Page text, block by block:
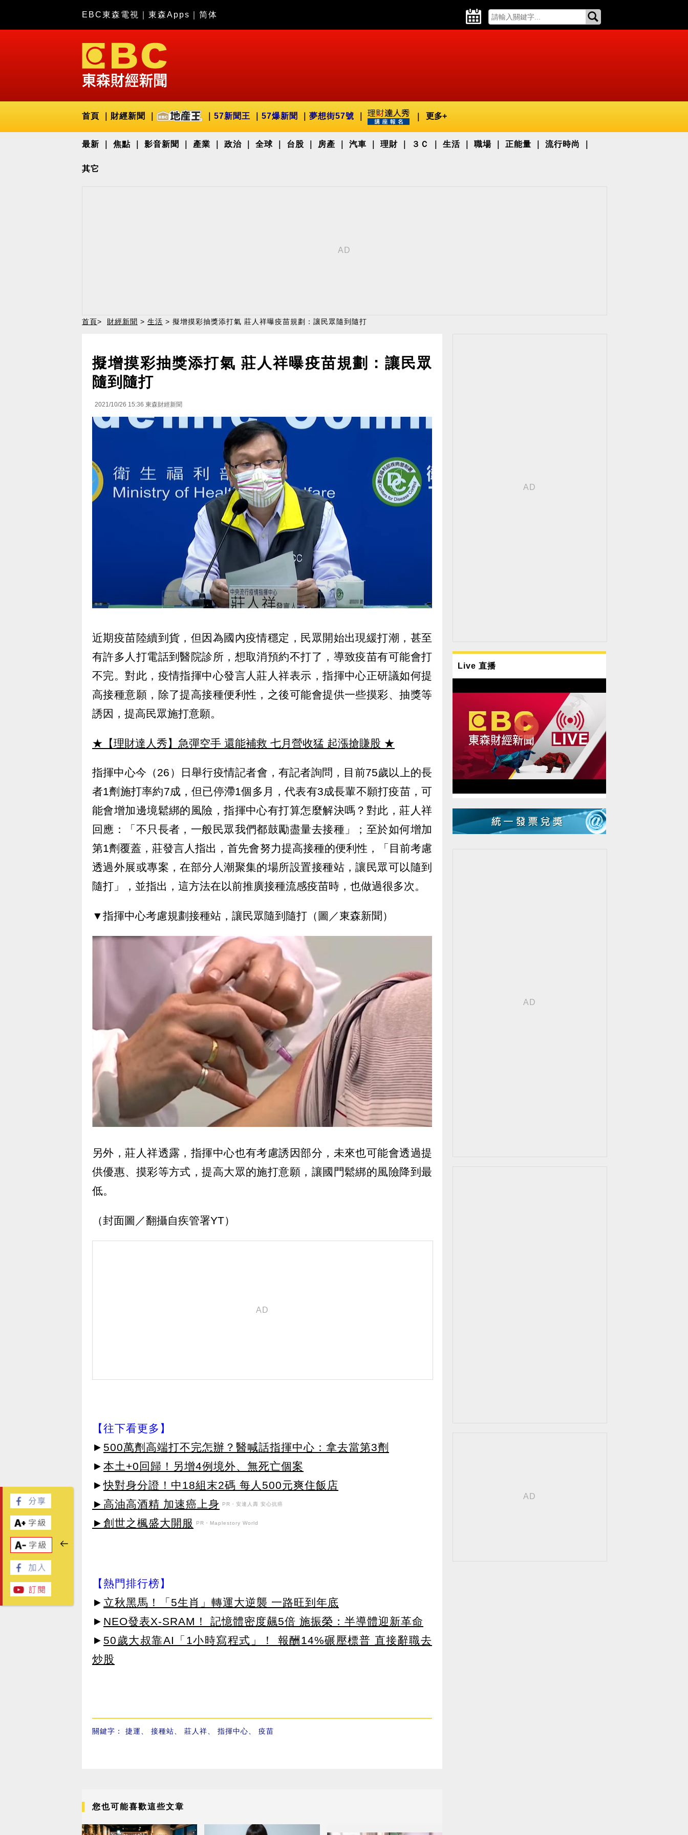
EBC東森電視 東森Apps 简体
首頁 財經新聞 57新聞王 57爆新聞 夢想街57號 更多+
最新 焦點 影音新聞 產業 政治 全球 台股 房產 汽車 理財 ３Ｃ 生活 職場 正能量 流行時尚
其它
首頁> 財經新聞 > 生活 > 擬增摸彩抽獎添打氣 莊人祥曝疫苗規劃：讓民眾隨到隨打
擬增摸彩抽獎添打氣 莊人祥曝疫苗規劃：讓民眾
隨到隨打
2021/10/26 15:36 東森財經新聞
近期疫苗陸續到貨，但因為國內疫情穩定，民眾開始出現緩打潮，甚至
有許多人打電話到醫院診所，想取消預約不打了，導致疫苗有可能會打
不完。對此，疫情指揮中心發言人莊人祥表示，指揮中心正研議如何提
高接種意願，除了提高接種便利性，之後可能會提供一些摸彩、抽獎等
誘因，提高民眾施打意願。
★【理財達人秀】急彈空手 還能補救 七月營收猛 起漲搶賺股 ★
指揮中心今（26）日舉行疫情記者會，有記者詢問，目前75歲以上的長
者1劑施打率約7成，但已停滯1個多月，代表有3成長輩不願打疫苗，可
能會增加邊境鬆綁的風險，指揮中心有打算怎麼解決嗎？對此，莊人祥
回應：「不只長者，一般民眾我們都鼓勵盡量去接種」；至於如何增加
第1劑覆蓋，莊發言人指出，首先會努力提高接種的便利性，「目前考慮
透過外展或專案，在部分人潮聚集的場所設置接種站，讓民眾可以隨到
隨打」，並指出，這方法在以前推廣接種流感疫苗時，也做過很多次。
▼指揮中心考慮規劃接種站，讓民眾隨到隨打（圖／東森新聞）
另外，莊人祥透露，指揮中心也有考慮誘因部分，未來也可能會透過提
供優惠、摸彩等方式，提高大眾的施打意願，讓國門鬆綁的風險降到最
低。
（封面圖／翻攝自疾管署YT）
【往下看更多】
► 500萬劑高端打不完怎辦？醫喊話指揮中心：拿去當第3劑
► 本土+0回歸！另增4例境外、無死亡個案
►快對身分證！中18組末2碼 每人500元爽住飯店
►高油高酒精 加速癌上身
PR・安達人壽 安心抗癌
►創世之楓盛大開服 PR・Maplestory World
【熱門排行榜】
► 立秋黑馬！「5生肖」轉運大逆襲 一路旺到年底
► NEO發表X-SRAM！ 記憶體密度飆5倍 施振榮：半導體迎新革命
► 50歲大叔靠AI「1小時寫程式」！ 報酬14%碾壓標普 直接辭職去
炒股
關鍵字： 捷運 接種站 莊人祥 指揮中心 疫苗
您也可能喜歡這些文章
Live 直播